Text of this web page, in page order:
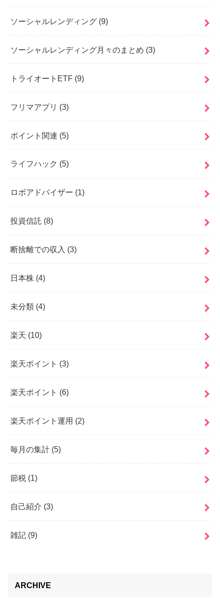
ソーシャルレンディング (9)
ソーシャルレンディング月々のまとめ (3)
トライオートETF (9)
フリマアプリ (3)
ポイント関連 (5)
ライフハック (5)
ロボアドバイザー (1)
投資信託 (8)
断捨離での収入 (3)
日本株 (4)
未分類 (4)
楽天 (10)
楽天ポイント (3)
楽天ポイント (6)
楽天ポイント運用 (2)
毎月の集計 (5)
節税 (1)
自己紹介 (3)
雑記 (9)
ARCHIVE